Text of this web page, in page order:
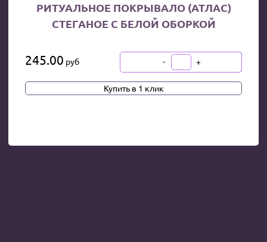
РИТУАЛЬНОЕ ПОКРЫВАЛО (АТЛАС)
СТЕГАНОЕ С БЕЛОЙ ОБОРКОЙ
245.00 руб В КОРЗИНУ
- +
Купить в 1 клик